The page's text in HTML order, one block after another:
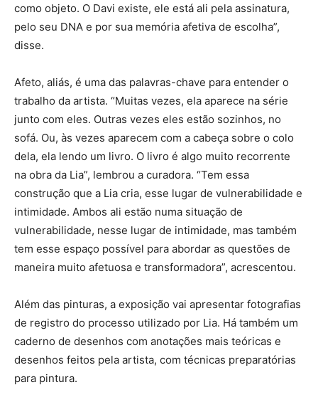
como objeto. O Davi existe, ele está ali pela assinatura,
pelo seu DNA e por sua memória afetiva de escolha”,
disse.
Afeto, aliás, é uma das palavras-chave para entender o
trabalho da artista. “Muitas vezes, ela aparece na série
junto com eles. Outras vezes eles estão sozinhos, no
sofá. Ou, às vezes aparecem com a cabeça sobre o colo
dela, ela lendo um livro. O livro é algo muito recorrente
na obra da Lia”, lembrou a curadora. “Tem essa
construção que a Lia cria, esse lugar de vulnerabilidade e
intimidade. Ambos ali estão numa situação de
vulnerabilidade, nesse lugar de intimidade, mas também
tem esse espaço possível para abordar as questões de
maneira muito afetuosa e transformadora”, acrescentou.
Além das pinturas, a exposição vai apresentar fotografias
de registro do processo utilizado por Lia. Há também um
caderno de desenhos com anotações mais teóricas e
desenhos feitos pela artista, com técnicas preparatórias
para pintura.